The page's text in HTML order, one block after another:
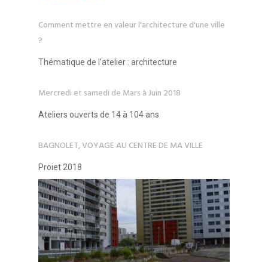
Comment mettre en valeur l'architecture d'une ville
?
Thématique de l’atelier : architecture
Mercredi et samedi de Mars à Juin 2018
Ateliers ouverts de 14 à 104 ans
BAGNOLET, VOYAGE AU CENTRE DE MA VILLE
Projet 2018